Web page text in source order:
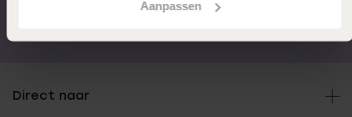
Aanpassen
Gratis verzending vanaf
4,59 uit 5 (55.000+
Direct naar